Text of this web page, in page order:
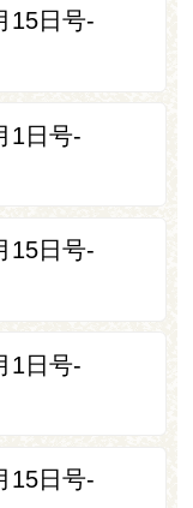
15日号-
1日号-
15日号-
1日号-
15日号-